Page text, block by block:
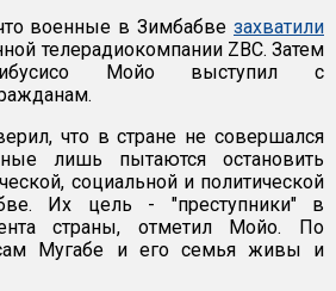
военные в Зимбабве захватили
телерадиокомпании ZBC. Затем
Мойо выступил с
что в стране не совершался
лишь пытаются остановить
социальной и политической
Их цель - "преступники" в
страны, отметил Мойо. По
Мугабе и его семья живы и